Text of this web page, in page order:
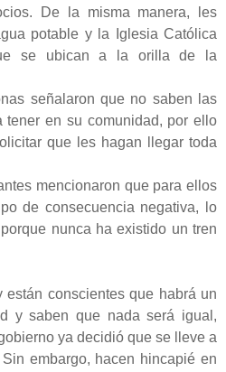
De la misma manera, les
potable y la Iglesia Católica
se ubican a la orilla de la
señalaron que no saben las
tener en su comunidad, por ello
que les hagan llegar toda
mencionaron que para ellos
de consecuencia negativa, lo
nunca ha existido un tren
están conscientes que habrá un
y saben que nada será igual,
ya decidió que se lleve a
embargo, hacen hincapié en